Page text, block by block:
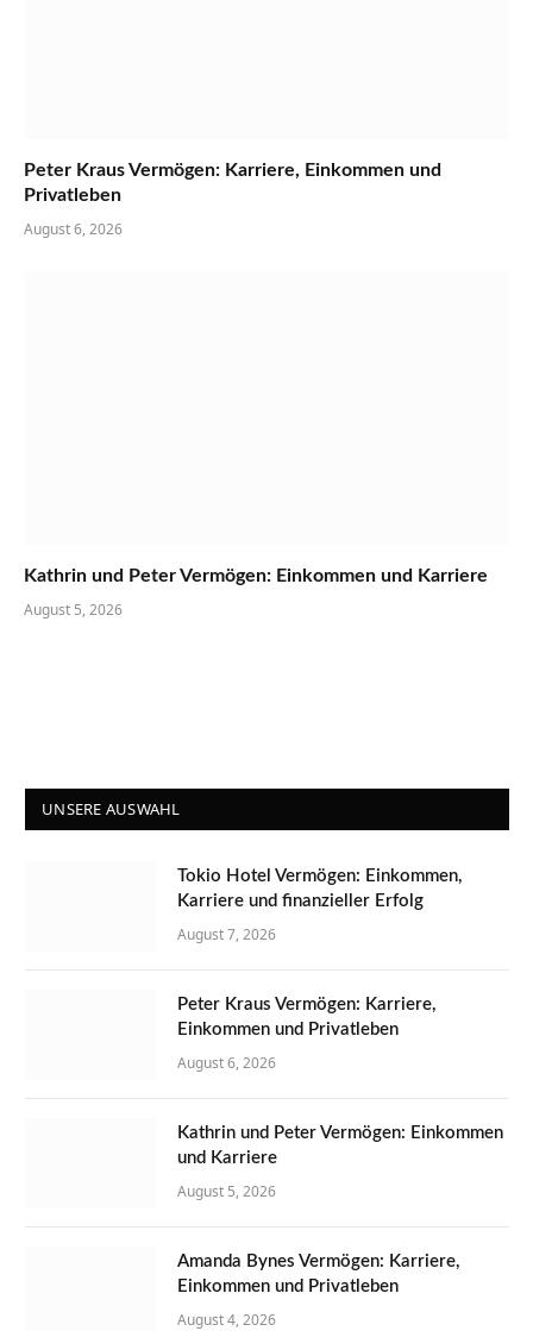
Peter Kraus Vermögen: Karriere, Einkommen und
Privatleben
August 6, 2026
Kathrin und Peter Vermögen: Einkommen und Karriere
August 5, 2026
UNSERE AUSWAHL
Tokio Hotel Vermögen: Einkommen,
Karriere und finanzieller Erfolg
August 7, 2026
Peter Kraus Vermögen: Karriere,
Einkommen und Privatleben
August 6, 2026
Kathrin und Peter Vermögen: Einkommen
und Karriere
August 5, 2026
Amanda Bynes Vermögen: Karriere,
Einkommen und Privatleben
August 4, 2026